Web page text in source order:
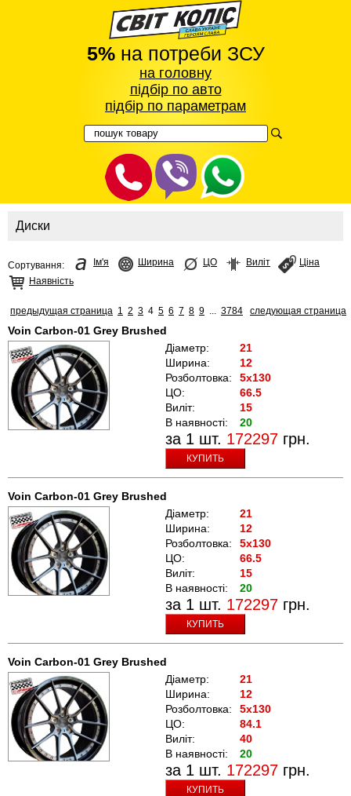
5%на потреби ЗСУ
на головну
підбір по авто
підбір по параметрам
Диски
Сортування: Ім'я Ширина ЦО Виліт
Ціна
Наявність
предыдущая страница 1 2 3 4 5 6 7 8 9 3784 следующая страница
Voin Carbon-01 Grey Brushed
Діаметр:
21
Ширина:
12
Розболтовка:
5x130
ЦО:
66.5
Виліт:
15
В наявності:
20
за 1 шт. 172297 грн.
КУПИТЬ
Voin Carbon-01 Grey Brushed
Діаметр:
21
Ширина:
12
Розболтовка:
5x130
ЦО:
66.5
Виліт:
15
В наявності:
20
за 1 шт. 172297 грн.
КУПИТЬ
Voin Carbon-01 Grey Brushed
Діаметр:
21
Ширина:
12
Розболтовка:
5x130
ЦО:
84.1
Виліт:
40
В наявності:
20
за 1 шт. 172297 грн.
КУПИТЬ